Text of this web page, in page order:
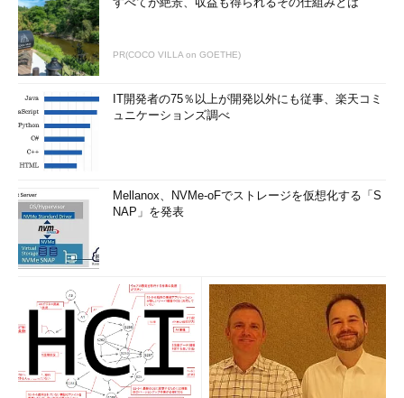
PR(COCO VILLA on GOETHE)
IT開発者の75％以上が開発以外にも従事、楽天コミ
ュニケーションズ調べ
Mellanox、NVMe-oFでストレージを仮想化する「S
NAP」を発表